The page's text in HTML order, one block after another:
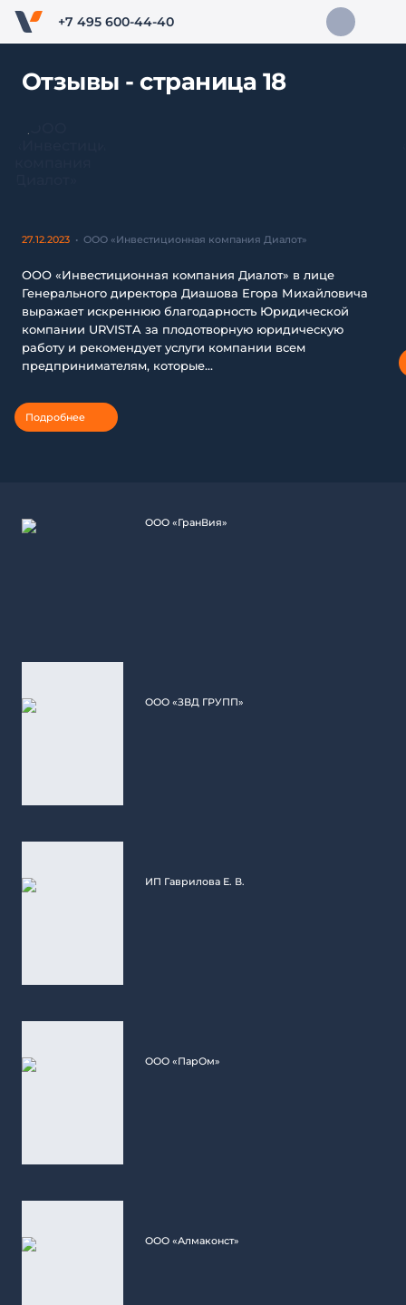
+7 495 600-44-40
Отзывы - страница 18
27.12.2023 ООО «Инвестиционная компания Диалот»
ООО «Инвестиционная компания Диалот» в лице
Генерального директора Диашова Егора Михайловича
выражает искреннюю благодарность Юридической
компании URVISTA за плодотворную юридическую
работу и рекомендует услуги компании всем
предпринимателям, которые...
Подробнее
ООО «ГранВия»
ООО «ЗВД ГРУПП»
ИП Гаврилова Е. В.
ООО «ПарОм»
ООО «Алмаконст»